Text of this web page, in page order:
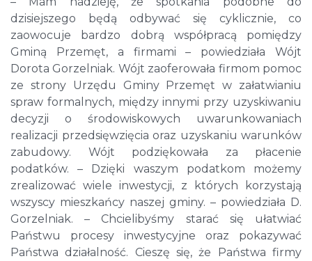
dzisiejszego będą odbywać się cyklicznie, co
zaowocuje bardzo dobrą współpracą pomiędzy
Gminą Przemęt, a firmami – powiedziała Wójt
Dorota Gorzelniak. Wójt zaoferowała firmom pomoc
ze strony Urzędu Gminy Przemęt w załatwianiu
spraw formalnych, między innymi przy uzyskiwaniu
decyzji o środowiskowych uwarunkowaniach
realizacji przedsięwzięcia oraz uzyskaniu warunków
zabudowy. Wójt podziękowała za płacenie
podatków. – Dzięki waszym podatkom możemy
zrealizować wiele inwestycji, z których korzystają
wszyscy mieszkańcy naszej gminy. – powiedziała D.
Gorzelniak. – Chcielibyśmy starać się ułatwiać
Państwu procesy inwestycyjne oraz pokazywać
Państwa działalność. Cieszę się, że Państwa firmy